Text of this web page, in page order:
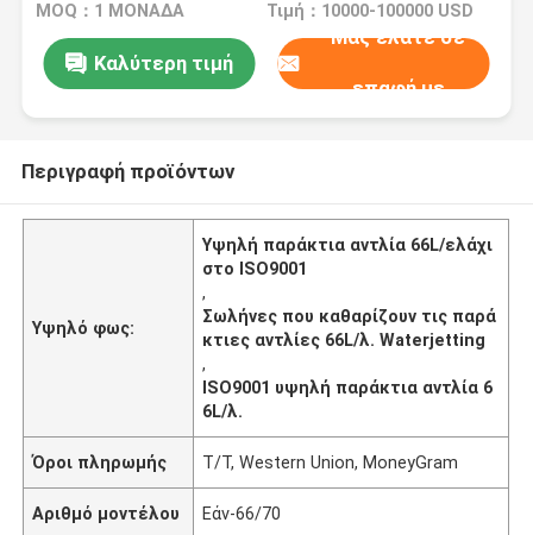
MOQ：1 ΜΟΝΑΔΑ Τιμή：10000-100000 USD
Καλύτερη τιμή
Μας ελάτε σε
επαφή με
Περιγραφή προϊόντων
Υψηλό φως:
Υψηλή παράκτια αντλία 66L/ελάχι
στο ISO9001
,
Σωλήνες που καθαρίζουν τις παρά
κτιες αντλίες 66L/λ. Waterjetting
,
ISO9001 υψηλή παράκτια αντλία 6
6L/λ.
Όροι πληρωμής T/T, Western Union, MoneyGram
Αριθμό μοντέλου Εάν-66/70